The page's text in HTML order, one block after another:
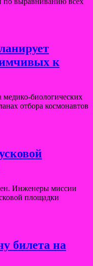
к
медико-биологических
отбора космонавтов
Инженеры миссии
площадки
билета на